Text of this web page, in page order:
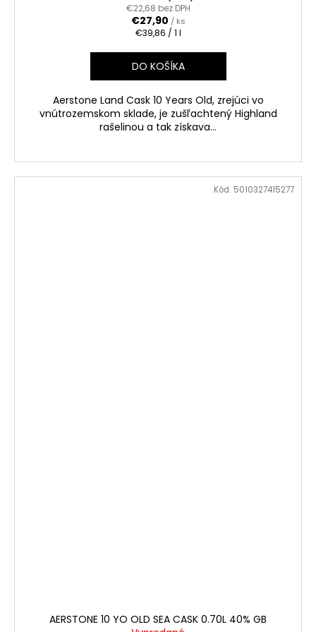
€22,68 bez DPH
€27,90 / ks
Jednotková
€39,86 / 1 l
DO KOŠÍKA
Aerstone Land Cask 10 Years Old, zrejúci vo
vnútrozemskom sklade, je zušľachtený Highland
rašelinou a tak získava...
AERSTONE 10 YO OLD SEA CASK 0.70L 40% GB
Kód: 5010327415277